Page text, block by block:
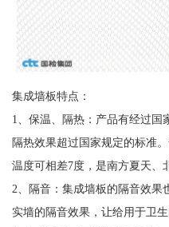
集成墙板特点：
1、保温、隔热：产品有经过国
隔热效果超过国家规定的标准
温度可相差7度，是南方夏天、
2、隔音：集成墙板的隔音效果
实墙的隔音效果，让给用于卫